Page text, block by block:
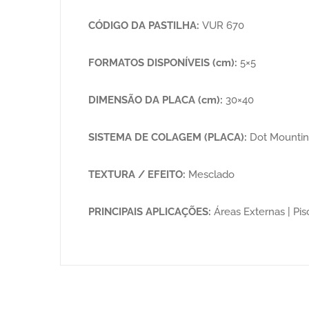
CÓDIGO DA PASTILHA: VUR 670
FORMATOS DISPONÍVEIS (cm): 5×5
DIMENSÃO DA PLACA (cm): 30×40
SISTEMA DE COLAGEM (PLACA): Dot
TEXTURA / EFEITO: Mesclado
PRINCIPAIS APLICAÇÕES: Áreas Externas |